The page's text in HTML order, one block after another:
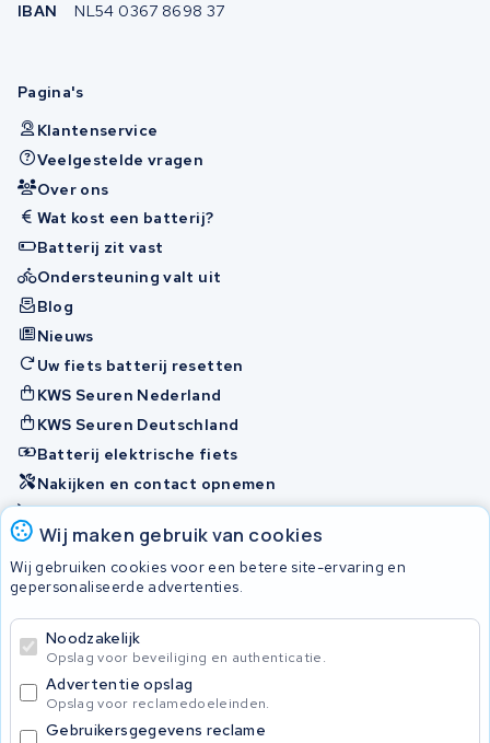
Wij maken gebruik van cookies
Wij gebruiken cookies voor een betere site-ervaring en
gepersonaliseerde advertenties.
Noodzakelijk
Opslag voor beveiliging en authenticatie.
Advertentie opslag
Opslag voor reclamedoeleinden.
Gebruikersgegevens reclame
IBAN
NL54 0367 8698 37
Pagina's
Klantenservice
Veelgestelde vragen
Over ons
Wat kost een batterij?
Batterij zit vast
Ondersteuning valt uit
Blog
Nieuws
Uw fiets batterij resetten
KWS Seuren Nederland
KWS Seuren Deutschland
Batterij elektrische fiets
Nakijken en contact opnemen
Onherstelbaar
Accu's
© 2026 KWS Seuren
Algemene voorwaarden
Privacy Policy